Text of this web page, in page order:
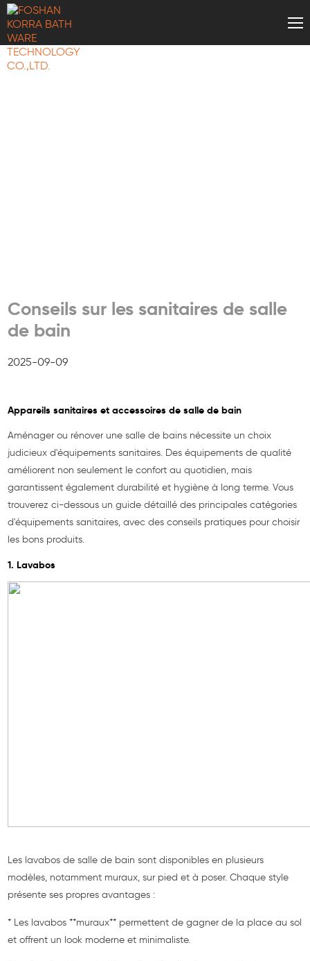
Conseils sur les sanitaires de salle
de bain
2025-09-09
Appareils sanitaires et accessoires de salle de bain
Aménager ou rénover une salle de bains nécessite un choix
judicieux d'équipements sanitaires. Des équipements de qualité
améliorent non seulement le confort au quotidien, mais
garantissent également durabilité et hygiène à long terme. Vous
trouverez ci-dessous un guide détaillé des principales catégories
d'équipements sanitaires, avec des conseils pratiques pour choisir
les bons produits.
1. Lavabos
Les lavabos de salle de bain sont disponibles en plusieurs
modèles, notamment muraux, sur pied et à poser. Chaque style
présente ses propres avantages :
* Les lavabos **muraux** permettent de gagner de la place au sol
et offrent un look moderne et minimaliste.